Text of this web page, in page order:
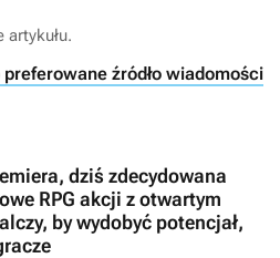
artykułu.
źródło wiadomości
dziś zdecydowana
RPG akcji z otwartym
by wydobyć potencjał,